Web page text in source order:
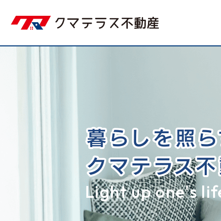
Light up one's